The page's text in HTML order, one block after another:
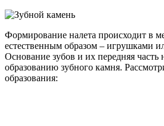
Формирование налета происходит в
естественным образом – игрушками
Основание зубов и их передняя
образованию зубного камня.
образования: